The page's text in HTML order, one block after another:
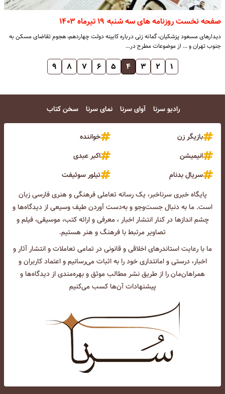
صفحه نخست روزنامه های سه شنبه ۱۹ تیرماه ۱۴۰۳
دیدارهای مسعود پزشکیان، گمانه زنی درباره کابینه دولت چهاردهم، هجوم تقاضای مسکن به
جنوب تهران و ... از موضوعات مطرح در…
۱ ۲ ۳ ۴ ۵ ۶ ۷ ۸ ۹
رادیو سرنا آوای سرنا نمای سرنا سخن کتاب
بازیگر زن
خواننده
انیمیشن
اکبر عبدی
سریال بدنام
تیلور سوئیفت
پایگاه خبری سرناخبر، یک رسانه تعاملی فرهنگی و هنری فارسی زبان
است. ما به دنبال جست‌و‌جو و به‌دست آوردن طیف وسیعی از دیدگاه‌ها و
چشم انداز‌ها در کنار انتشار اخبار ، معرفی و ارائه کتب، موسیقی، فیلم و
تصاویر مرتبط با فرهنگ و هنر هستیم.
ما با رعایت استاندرهای اخلاقی و قانونی در تمامی تعاملات و انتشار آثار و
اخبار، درستی و امانتداری خود را به اثبات می‌رسانیم و اعتماد کاربران و
همراهان‌مان را از طریق نشر مطالب موثق و بهره‌مندی از دیدگاه‌ها و
پیشنهادات آن‌ها کسب می‌کنیم